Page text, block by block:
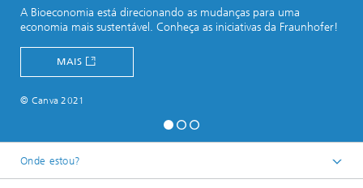
A Bioeconomia está direcionando as mudanças para uma
economia mais sustentável. Conheça as iniciativas da Fraunhofer!
MAIS
© Canva 2021
Onde estou?